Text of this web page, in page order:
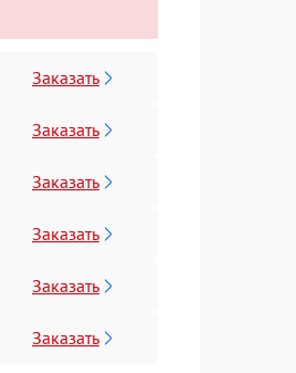
Заказать
Заказать
Заказать
Заказать
Заказать
Заказать